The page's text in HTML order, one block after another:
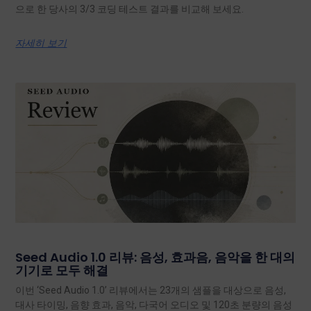
으로 한 당사의 3/3 코딩 테스트 결과를 비교해 보세요.
자세히 보기
Seed Audio 1.0 리뷰: 음성, 효과음, 음악을 한 대의
기기로 모두 해결
이번 ‘Seed Audio 1.0’ 리뷰에서는 23개의 샘플을 대상으로 음성,
대사 타이밍, 음향 효과, 음악, 다국어 오디오 및 120초 분량의 음성